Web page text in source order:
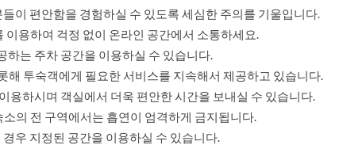
이 편안함을 경험하실 수 있도록 세심한 주의를 기울입니다.
이용하여 걱정 없이 온라인 공간에서 소통하세요.
하는 주차 공간을 이용하실 수 있습니다.
해 투숙객에게 필요한 서비스를 지속해서 제공하고 있습니다.
용하시며 객실에서 더욱 편안한 시간을 보내실 수 있습니다.
의 전 구역에서는 흡연이 엄격하게 금지됩니다.
우 지정된 공간을 이용하실 수 있습니다.